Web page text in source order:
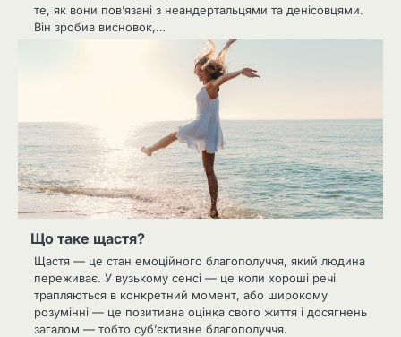
те, як вони пов’язані з неандертальцями та денісовцями.
Він зробив висновок,…
Що таке щастя?
Щастя — це стан емоційного благополуччя, який людина
переживає. У вузькому сенсі — це коли хороші речі
трапляються в конкретний момент, або широкому
розумінні — це позитивна оцінка свого життя і досягнень
загалом — тобто суб’єктивне благополуччя.